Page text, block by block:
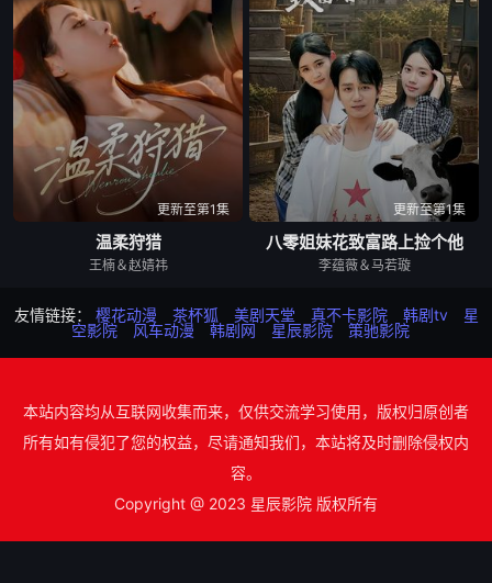
更新至第1集
温柔狩猎
王楠＆赵婧祎
更新至第1集
八零姐妹花致富路上捡个他
李蕴薇＆马若璇
友情链接： 樱花动漫 茶杯狐 美剧天堂 真不卡影院 韩剧tv
星
空影院
风车动漫 韩剧网 星辰影院 策驰影院
本站内容均从互联网收集而来，仅供交流学习使用，版权归原创者
所有如有侵犯了您的权益，尽请通知我们，本站将及时删除侵权内
容。
Copyright @ 2023 星辰影院 版权所有